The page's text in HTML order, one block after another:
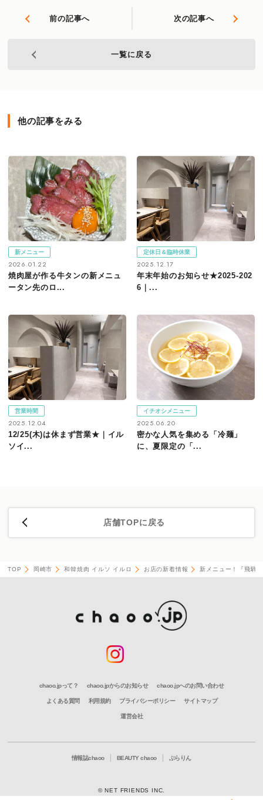
前の記事へ 次の記事へ
一覧に戻る
他の記事をみる
新メニュー
2026.01.22
焼肉屋が作る牛タンの新メニュ
ータン先のロ...
定休日＆臨時休業
2025.12.17
年末年始のお知らせ★2025-202
6｜...
営業時間
2025.12.04
12/25(木)は休まず営業★｜イル
ソイ...
イチオシメニュー
2025.06.20
密かな人気を集める「冷麺」
に、夏限定の「...
店舗TOPに戻る
TOP 岡崎市 和韓焼肉 イルソ イルロ お店の新着情報 新メニュー！『飛騨
chaoo.jpって？ chaoo.jpからのお知らせ chaoo.jpへのお問い合わせ
よくある質問 利用規約 プライバシーポリシー サイトマップ
運営会社
情報誌chaoo BEAUTY chaoo ぶらりん
© NET FRIENDS INC.